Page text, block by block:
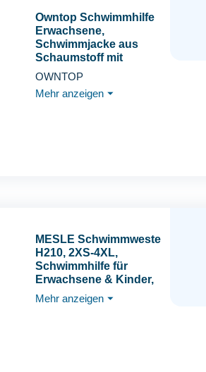
Owntop Schwimmhilfe
Erwachsene,
Schwimmjacke aus
Schaumstoff mit
Schrittgurt und
Innentasche Unisex,
Auftriebsweste für Sup
OWNTOP
Mehr anzeigen ⏷
MESLE Schwimmweste
H210, 2XS-4XL,
Schwimmhilfe für
Erwachsene & Kinder,
Leichte 50N
Auftriebsweste Herren
Mehr anzeigen ⏷